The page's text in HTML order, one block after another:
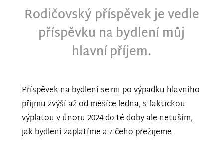
Rodičovský příspěvek je vedle
příspěvku na bydlení můj
hlavní příjem.
Příspěvek na bydlení se mi po výpadku hlavního
příjmu zvýší až od měsíce ledna, s faktickou
výplatou v únoru 2024 do té doby ale netuším,
jak bydlení zaplatíme a z čeho přežijeme.